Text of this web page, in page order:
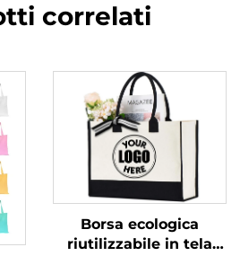
correlati
Borsa ecologica
riutilizzabile in tela